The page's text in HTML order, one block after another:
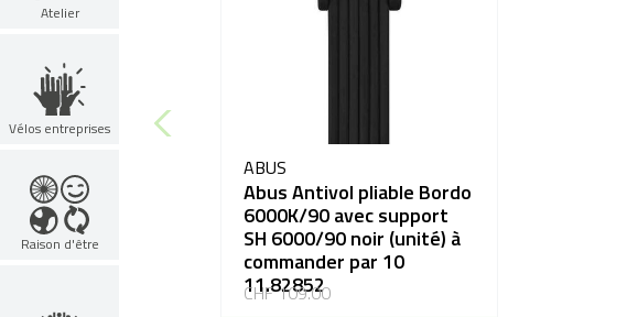
Atelier
Vélos entreprises
Raison d'être
ABUS
Abus Antivol pliable Bordo
6000K/90 avec support
SH 6000/90 noir (unité) à
commander par 10
11.82852
CHF 109.00